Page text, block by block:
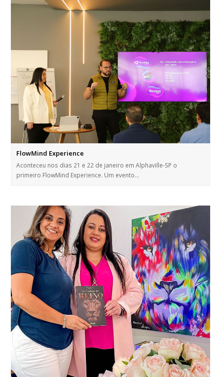
FlowMind Experience
Aconteceu nos dias 21 e 22 de janeiro em Alphaville-SP o
primeiro FlowMind Experience. Um evento…